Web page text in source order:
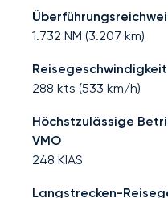
1.732 NM (3.207 km)
Reisegeschwindigkeit
288 kts (533 km/h)
Höchstzulässige
VMO
248 KIAS
Langstrecken-